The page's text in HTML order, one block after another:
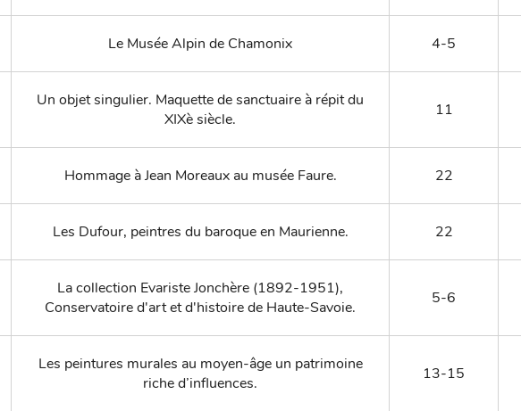
Le Musée Alpin de Chamonix 4-5
Un objet singulier. Maquette de sanctuaire à répit du
XIXè siècle.
11
Hommage à Jean Moreaux au musée Faure. 22
Les Dufour, peintres du baroque en Maurienne. 22
La collection Evariste Jonchère (1892-1951),
Conservatoire d'art et d'histoire de Haute-Savoie.
5-6
Les peintures murales au moyen-âge un patrimoine
riche d’influences.
13-15